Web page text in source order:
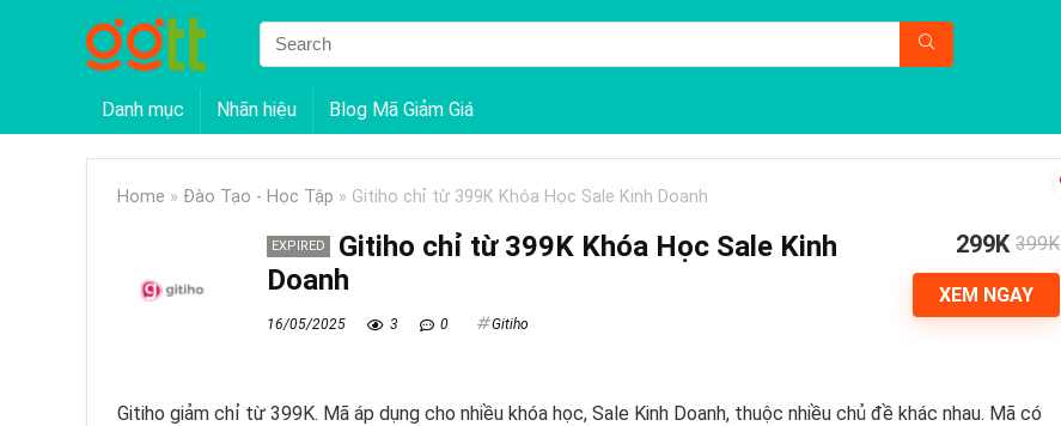
Danh mục Nhãn hiệu Blog Mã Giảm Giá
Home » Đào Tạo - Học Tập » Gitiho chỉ từ 399K Khóa Học Sale Kinh Doanh
EXPIRED
Gitiho chỉ từ 399K Khóa Học Sale Kinh
Doanh
16/05/2025 3 0 Gitiho
299K 399K
XEM NGAY
Gitiho giảm chỉ từ 399K. Mã áp dụng cho nhiều khóa học, Sale Kinh Doanh, thuộc nhiều chủ đề khác nhau. Mã có